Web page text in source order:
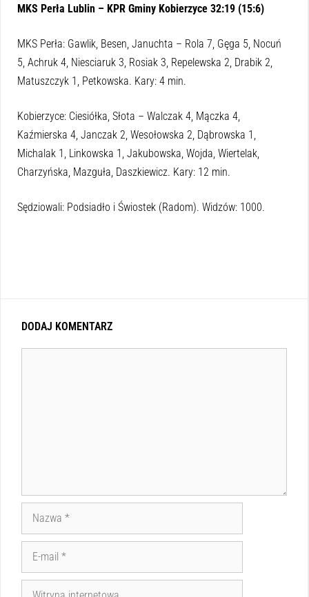
MKS Perła Lublin – KPR Gminy Kobierzyce 32:19 (15:6)
MKS Perła: Gawlik, Besen, Januchta – Rola 7, Gęga 5, Nocuń
5, Achruk 4, Niesciaruk 3, Rosiak 3, Repelewska 2, Drabik 2,
Matuszczyk 1, Petkowska. Kary: 4 min.
Kobierzyce: Ciesiółka, Słota – Walczak 4, Mączka 4,
Kaźmierska 4, Janczak 2, Wesołowska 2, Dąbrowska 1,
Michalak 1, Linkowska 1, Jakubowska, Wojda, Wiertelak,
Charzyńska, Mazguła, Daszkiewicz. Kary: 12 min.
Sędziowali: Podsiadło i Świostek (Radom). Widzów: 1000.
DODAJ KOMENTARZ